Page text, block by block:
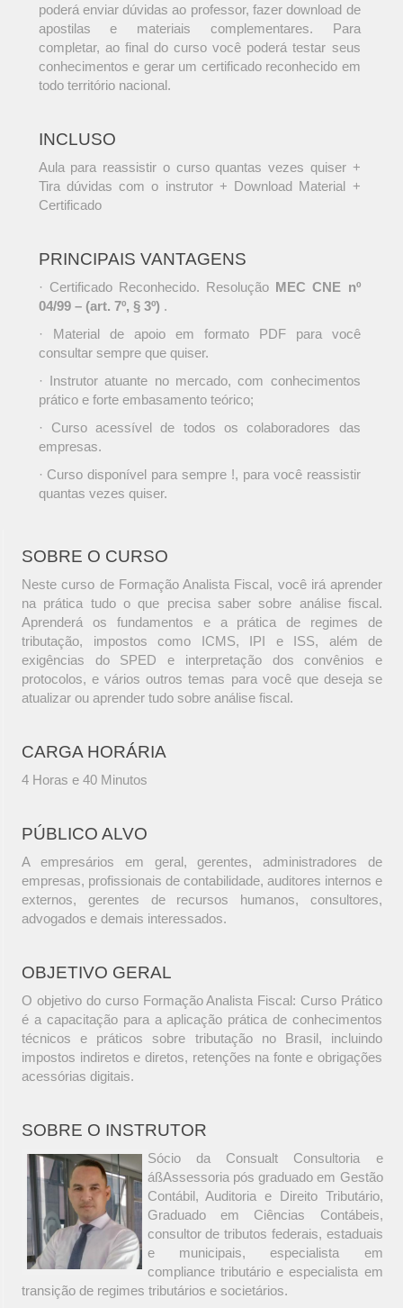
poderá enviar dúvidas ao professor, fazer download de
apostilas e materiais complementares. Para
completar, ao final do curso você poderá testar seus
conhecimentos e gerar um certificado reconhecido em
todo território nacional.
INCLUSO
Aula para reassistir o curso quantas vezes quiser +
Tira dúvidas com o instrutor + Download Material +
Certificado
PRINCIPAIS VANTAGENS
· Certificado Reconhecido. Resolução MEC CNE nº
04/99 – (art. 7º, § 3º) .
· Material de apoio em formato PDF para você
consultar sempre que quiser.
· Instrutor atuante no mercado, com conhecimentos
prático e forte embasamento teórico;
· Curso acessível de todos os colaboradores das
empresas.
· Curso disponível para sempre !, para você reassistir
quantas vezes quiser.
SOBRE O CURSO
Neste curso de Formação Analista Fiscal, você irá aprender
na prática tudo o que precisa saber sobre análise fiscal.
Aprenderá os fundamentos e a prática de regimes de
tributação, impostos como ICMS, IPI e ISS, além de
exigências do SPED e interpretação dos convênios e
protocolos, e vários outros temas para você que deseja se
atualizar ou aprender tudo sobre análise fiscal.
CARGA HORÁRIA
4 Horas e 40 Minutos
PÚBLICO ALVO
A empresários em geral, gerentes, administradores de
empresas, profissionais de contabilidade, auditores internos e
externos, gerentes de recursos humanos, consultores,
advogados e demais interessados.
OBJETIVO GERAL
O objetivo do curso Formação Analista Fiscal: Curso Prático
é a capacitação para a aplicação prática de conhecimentos
técnicos e práticos sobre tributação no Brasil, incluindo
impostos indiretos e diretos, retenções na fonte e obrigações
acessórias digitais.
SOBRE O INSTRUTOR
Sócio da Consualt Consultoria e
áßAssessoria pós graduado em Gestão
Contábil, Auditoria e Direito Tributário,
Graduado em Ciências Contábeis,
consultor de tributos federais, estaduais
e municipais, especialista em
compliance tributário e especialista em
transição de regimes tributários e societários.